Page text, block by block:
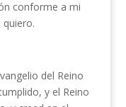
conforme a mi
del Reino
y el Reino